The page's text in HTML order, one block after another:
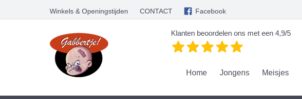
Winkels & Openingstijden CONTACT Facebook
Klanten beoordelen ons met een 4,9/5
Home Jongens Meisjes